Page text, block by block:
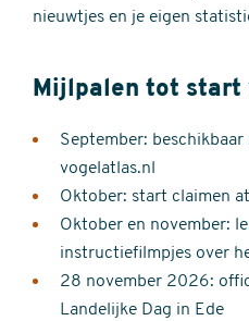
nieuwtjes en je eigen
Mijlpalen tot start
September: beschikbaar
vogelatlas.nl
Oktober: start claimen
Oktober en november:
instructiefilmpjes over
28 november 2026:
Landelijke Dag in Ede